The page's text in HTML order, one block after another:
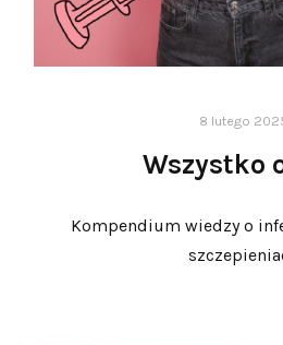
8 lutego
Wszystko
Kompendium wiedzy o